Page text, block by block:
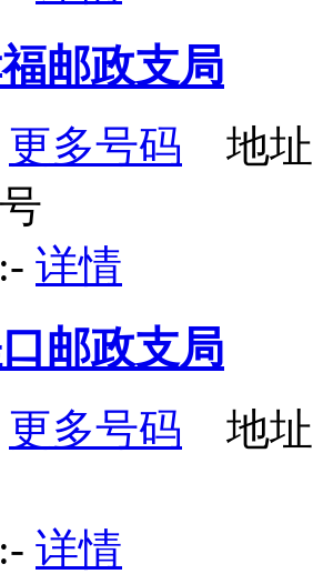
邮政支局
更多号码 地址
详情
邮政支局
更多号码 地址
详情